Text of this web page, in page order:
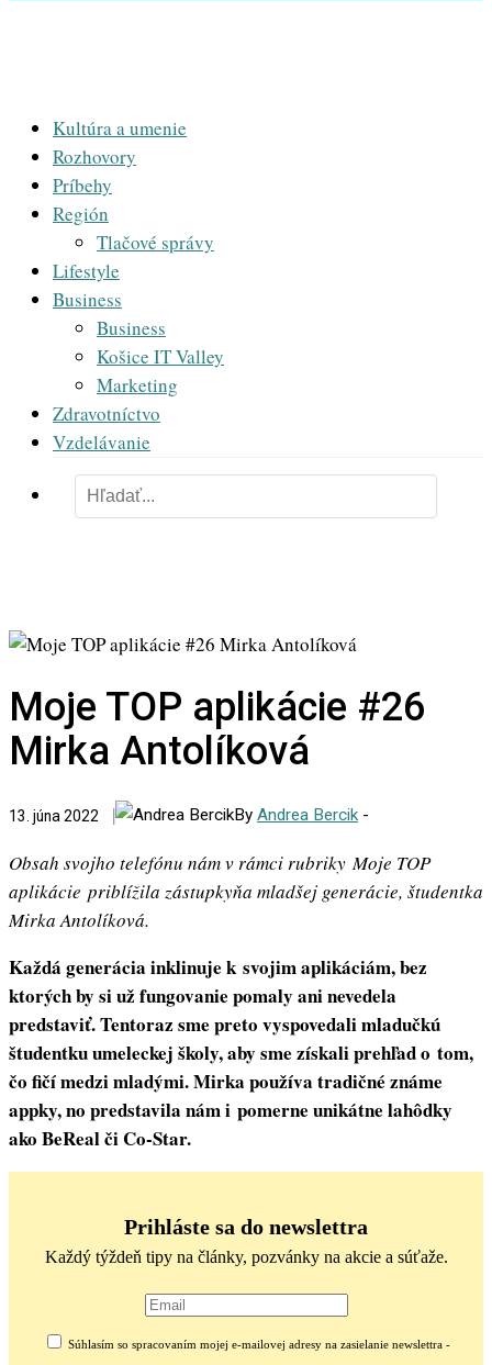
Kultúra a umenie
Rozhovory
Príbehy
Región
Tlačové správy
Lifestyle
Business
Business
Košice IT Valley
Marketing
Zdravotníctvo
Vzdelávanie
Moje TOP aplikácie #26
Mirka Antolíková
13. júna 2022 By Andrea Bercik -
Obsah svojho telefónu nám v rámci rubriky Moje TOP
aplikácie priblížila zástupkyňa mladšej generácie, študentka
Mirka Antolíková.
Každá generácia inklinuje k svojim aplikáciám, bez
ktorých by si už fungovanie pomaly ani nevedela
predstaviť. Tentoraz sme preto vyspovedali mladučkú
študentku umeleckej školy, aby sme získali prehľad o tom,
čo fičí medzi mladými. Mirka používa tradičné známe
appky, no predstavila nám i pomerne unikátne lahôdky
ako BeReal či Co-Star.
Prihláste sa do newslettra
Každý týždeň tipy na články, pozvánky na akcie a súťaže.
Súhlasím so spracovaním mojej e-mailovej adresy na zasielanie newslettra -